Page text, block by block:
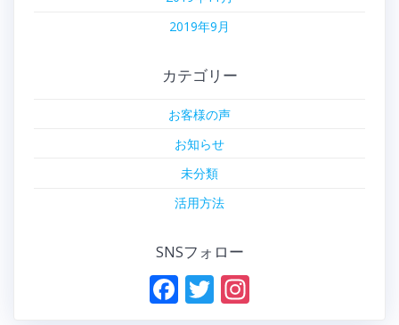
2019年9月
カテゴリー
お客様の声
お知らせ
未分類
活用方法
SNSフォロー
F T